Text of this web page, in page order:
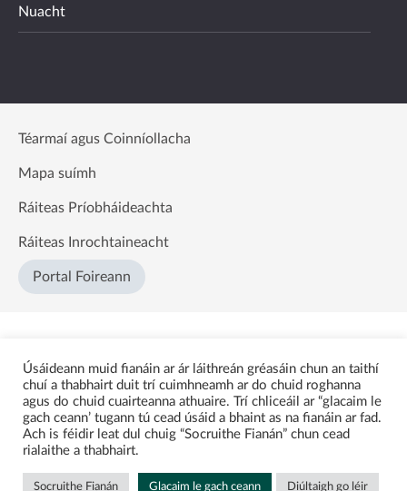
Nuacht
Téarmaí agus Coinníollacha
Mapa suímh
Ráiteas Príobháideachta
Ráiteas Inrochtaineacht
Portal Foireann
Úsáideann muid fianáin ar ár láithreán gréasáin chun an taithí
chuí a thabhairt duit trí cuimhneamh ar do chuid roghanna
agus do chuid cuairteanna athuaire. Trí chliceáil ar “glacaim le
gach ceann’ tugann tú cead úsáid a bhaint as na fianáin ar fad.
Ach is féidir leat dul chuig “Socruithe Fianán” chun cead
rialaithe a thabhairt.
Socruithe Fianán Glacaim le gach ceann Diúltaigh go léir